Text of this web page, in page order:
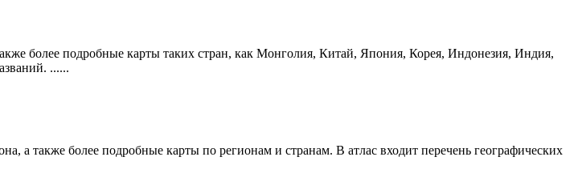
более подробные карты таких стран, как Монголия, Китай, Япония, Корея, Индонезия, Индия,
......
а также более подробные карты по регионам и странам. В атлас входит перечень географических